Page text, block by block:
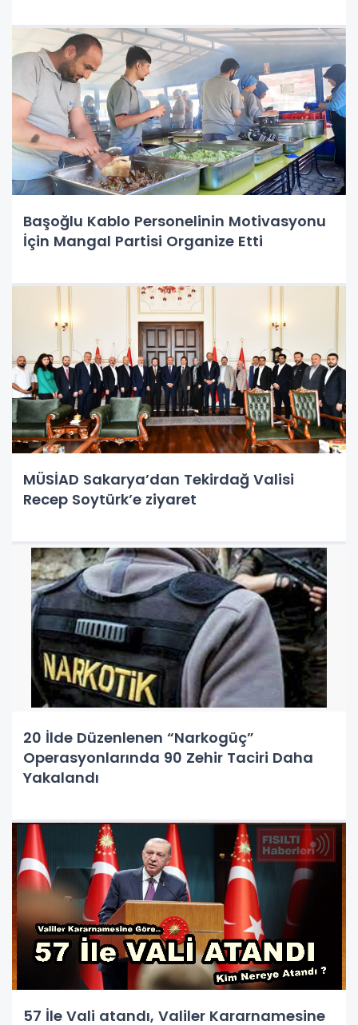
Başoğlu Kablo Personelinin Motivasyonu
İçin Mangal Partisi Organize Etti
MÜSİAD Sakarya’dan Tekirdağ Valisi
Recep Soytürk’e ziyaret
20 İlde Düzenlenen “Narkogüç”
Operasyonlarında 90 Zehir Taciri Daha
Yakalandı
57 İle Vali atandı, Valiler Kararnamesine